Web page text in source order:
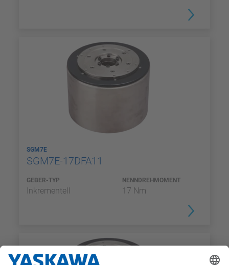
SGM7E
SGM7E-17DFA11
GEBER-TYP
Inkrementell
NENNDREHMOMENT
17 Nm